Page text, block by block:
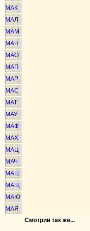
МАК
МАЛ
МАМ
МАН
МАО
МАП
МАР
МАС
МАТ
МАУ
МАФ
МАХ
МАЦ
МАЧ
МАШ
МАЩ
МАЮ
МАЯ
Смотрии так же...